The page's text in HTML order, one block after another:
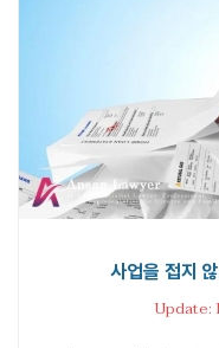
사업을 접지
Update: